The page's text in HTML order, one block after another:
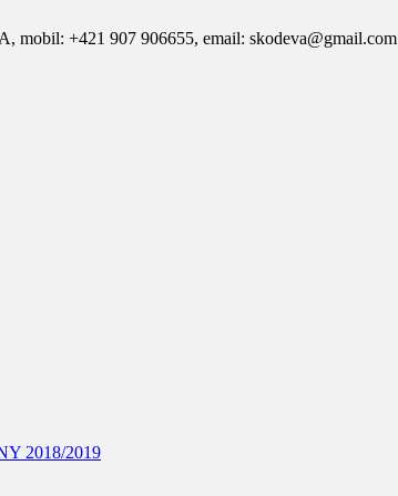
+421 907 906655, email: skodeva@gmail.com
2018/2019